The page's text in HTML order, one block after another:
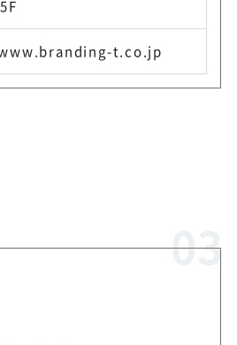
t.co.jp